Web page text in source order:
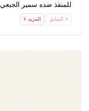
للمنفذ ضده سمير الجبعي
السابق المزيد